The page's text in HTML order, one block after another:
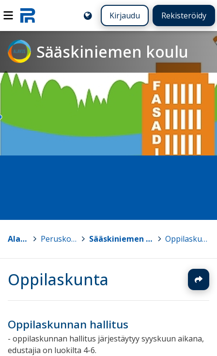
Kirjaudu Rekisteröidy
Sääskiniemen koulu
Alavus Peruskoulut > Sääskiniemen koulu > Oppilaskunta
Oppilaskunta
Oppilaskunnan hallitus
- oppilaskunnan hallitus järjestäytyy syyskuun aikana,
edustajia on luokilta 4-6.